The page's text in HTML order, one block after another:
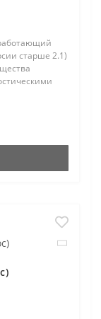
старше 2.1)